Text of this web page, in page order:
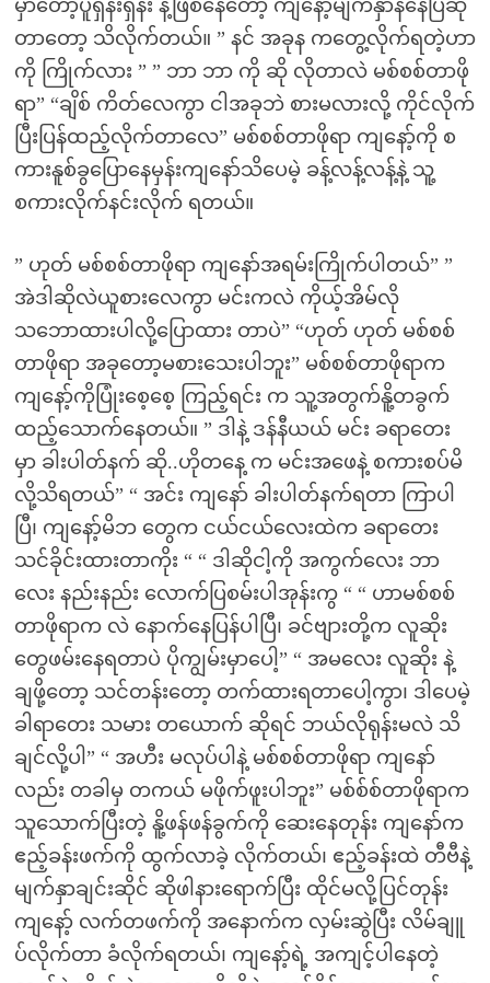
မှာတော့ပူရှိန်းရှိန်း နဲ့ဖြစ်နေတော့ ကျနော့်မျက်နှာနီနေပြီဆို
တာတော့ သိလိုက်တယ်။ ” နင် အခုန ကတွေ့လိုက်ရတဲ့ဟာ
ကို ကြိုက်လား ” ” ဘာ ဘာ ကို ဆို လိုတာလဲ မစ်စစ်တာဖို
ရာ” “ချိစ် ကိတ်လေကွာ ငါအခုဘဲ စားမလားလို့ ကိုင်လိုက်
ပြီးပြန်ထည့်လိုက်တာလေ” မစ်စစ်တာဖိုရာ ကျနော့်ကို စ
ကားနူစ်ခွပြောနေမှန်းကျနော်သိပေမဲ့ ခန့်လန့်လန့်နဲ့ သူ့
စကားလိုက်နင်းလိုက် ရတယ်။
” ဟုတ် မစ်စစ်တာဖိုရာ ကျနော်အရမ်းကြိုက်ပါတယ်” ”
အဲဒါဆိုလဲယူစားလေကွာ မင်းကလဲ ကိုယ့်အိမ်လို
သဘောထားပါလို့ပြောထား တာပဲ” “ဟုတ် ဟုတ် မစ်စစ်
တာဖိုရာ အခုတော့မစားသေးပါဘူး” မစ်စစ်တာဖိုရာက
ကျနော့်ကိုပြုံးစေ့စေ့ ကြည့်ရင်း က သူ့အတွက်နိူ့တခွက်
ထည့်သောက်နေတယ်။ ” ဒါနဲ့ ဒန်နီယယ် မင်း ခရာတေး
မှာ ခါးပါတ်နက် ဆို..ဟိုတနေ့ က မင်းအဖေနဲ့ စကားစပ်မိ
လို့သိရတယ်” “ အင်း ကျနော် ခါးပါတ်နက်ရတာ ကြာပါ
ပြီ၊ ကျနော့်မိဘ တွေက ငယ်ငယ်လေးထဲက ခရာတေး
သင်ခိုင်းထားတာကိုး “ “ ဒါဆိုငါ့ကို အကွက်လေး ဘာ
လေး နည်းနည်း လောက်ပြစမ်းပါအုန်းကွ “ “ ဟာမစ်စစ်
တာဖိုရာက လဲ နောက်နေပြန်ပါပြီ၊ ခင်ဗျားတို့က လူဆိုး
တွေဖမ်းနေရတာပဲ ပိုကျွမ်းမှာပေါ့” “ အမလေး လူဆိုး နဲ့
ချဖို့တော့ သင်တန်းတော့ တက်ထားရတာပေါ့ကွာ၊ ဒါပေမဲ့
ခါရာတေး သမား တယောက် ဆိုရင် ဘယ်လိုရုန်းမလဲ သိ
ချင်လို့ပါ” “ အဟီး မလုပ်ပါနဲ့ မစ်စစ်တာဖိုရာ ကျနော်
လည်း တခါမှ တကယ် မဖိုက်ဖူးပါဘူး” မစ်စ်စ်တာဖိုရာက
သူသောက်ပြီးတဲ့ နိူ့ဖန်ဖန်ခွက်ကို ဆေးနေတုန်း ကျနော်က
ဧည့်ခန်းဖက်ကို ထွက်လာခဲ့ လိုက်တယ်၊ ဧည့်ခန်းထဲ တီဗီနဲ့
မျက်နှာချင်းဆိုင် ဆိုဖါနားရောက်ပြီး ထိုင်မလို့ပြင်တုန်း
ကျနော့် လက်တဖက်ကို အနောက်က လှမ်းဆွဲပြီး လိမ်ချူ
ပ်လိုက်တာ ခံလိုက်ရတယ်၊ ကျနော့်ရဲ့ အကျင့်ပါနေတဲ့